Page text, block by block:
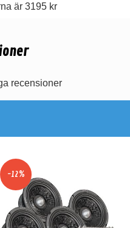
är 3195 kr
recensioner
-12%